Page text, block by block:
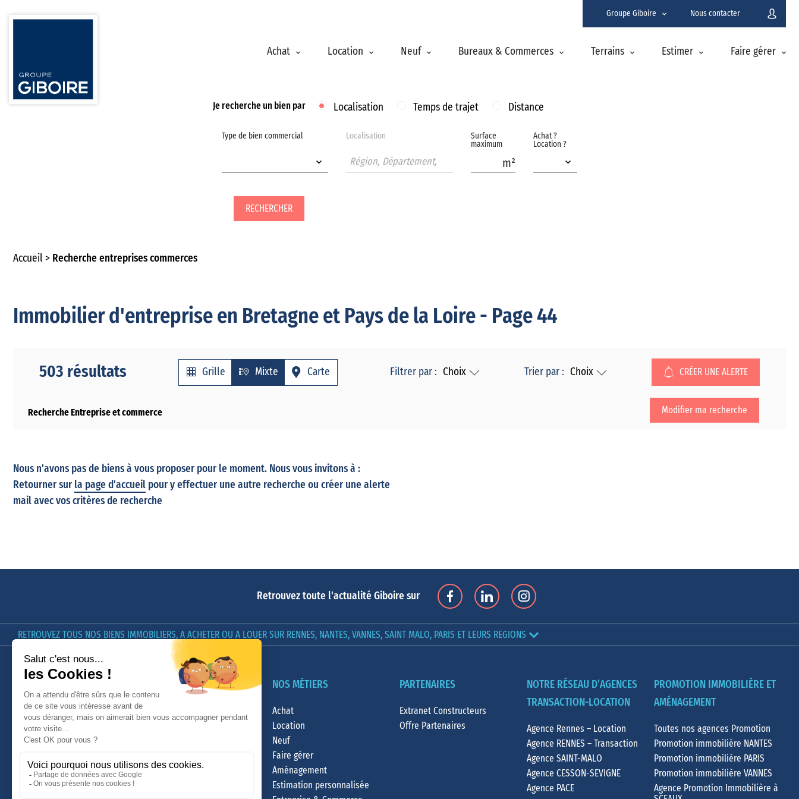
Achat Location Neuf Bureaux & Commerces Terrains Estimer Faire gérer
Groupe Giboire Nous contacter
Je recherche un bien par Localisation Temps de trajet Distance
Type de bien commercial Localisation
Surface
maximum
Achat ?
Location ?
RECHERCHER
Accueil Recherche entreprises commerces
Immobilier d'entreprise en Bretagne et Pays de la Loire - Page 44
503 résultats Grille Mixte Carte Filtrer par : Choix Trier par : Choix CRÉER UNE ALERTE
Recherche Entreprise et commerce Modifier ma recherche
Nous n'avons pas de biens à vous proposer pour le moment. Nous vous invitons à :
Retourner sur la page d'accueil pour y effectuer une autre recherche ou créer une alerte
mail avec vos critères de recherche
Retrouvez toute l'actualité Giboire sur
RETROUVEZ TOUS NOS BIENS IMMOBILIERS, A ACHETER OU A LOUER SUR RENNES, NANTES, VANNES, SAINT MALO, PARIS ET LEURS REGIONS
Nos offres d'emploi
Qui sommes-nous ?
Nous contacter
GIBOIRE & VOUS
Groupe Giboire
MyGiboire
NOS MÉTIERS
Achat
Location
Neuf
Faire gérer
Aménagement
Estimation personnalisée
PARTENAIRES
Extranet Constructeurs
Offre Partenaires
NOTRE RÉSEAU D’AGENCES
TRANSACTION-LOCATION
Agence Rennes – Location
Agence RENNES – Transaction
Agence SAINT-MALO
Agence CESSON-SEVIGNE
Agence PACE
PROMOTION IMMOBILIÈRE ET
AMÉNAGEMENT
Toutes nos agences Promotion
Promotion immobilière NANTES
Promotion immobilière PARIS
Promotion immobilière VANNES
Agence Promotion Immobilière à